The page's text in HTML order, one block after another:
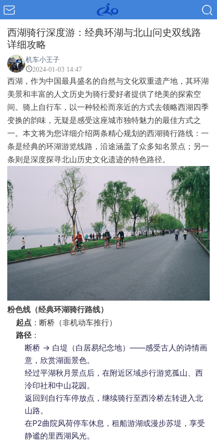
西湖骑行深度游：经典环湖与北山问史双线路
详细攻略
机车小王子
2024-01-03 14:47
西湖，作为中国最具盛名的自然与文化双重遗产地，其环湖
美景和丰富的人文历史为骑行爱好者提供了绝美的探索空
间。骑上自行车，以一种轻松而亲近的方式去领略西湖四季
变换的韵味，无疑是感受这座城市独特魅力的最佳方式之
一。本文将为您详细介绍两条精心规划的西湖骑行路线：一
条是经典的环湖游览线路，沿途涵盖了众多知名景点；另一
条则是深度探寻北山历史文化遗迹的特色路径。
粉色线（经典环湖骑行路线）
起点 ：断桥（非机动车推行）
路径 ：
断桥 → 白堤（白居易纪念地）——感受古人的诗情画
意，欣赏湖面景色。
经过平湖秋月景点后，在附近区域步行游览孤山、西
泠印社和中山花园。
返回到自行车停放点，继续骑行至西泠桥左转进入北
山路。
在P2曲院风荷停车休息，租船游湖或漫步苏堤，享受
静谧的里西湖风光。